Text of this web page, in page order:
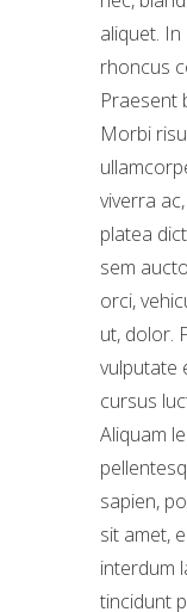
aliquet.
rhoncus
Praesent
Morbi
viverra
platea
sem
orci,
ut, dolor.
vulputate
cursus
Aliquam
sapien,
sit amet,
interdum
tincidunt